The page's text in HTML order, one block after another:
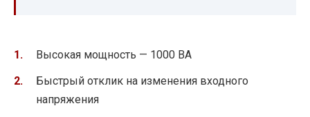
Высокая мощность — 1000 ВА
Быстрый отклик на изменения входного
напряжения